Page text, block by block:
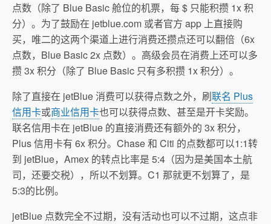
点数（除了 Blue Basic 舱位的机票，每 $ 只能积攒 1x 积
分）。为了鼓励在 jetblue.com 或者官方 app 上直接购
买，唯二的这两个渠道上进行消费还攒点还可以翻倍（6x
点数，Blue Basic 2x 点数）。高级会员在消费上还可以多
攒 3x 积分（除了 Blue Basic 只有多积攒 1x 积分）。
除了直接在 jetBlue 消费可以获得点数之外，刷联名 Plus
信用卡或商业信用卡也可以获得点数、甚至是开卡奖励。
联名信用卡在 jetBlue 的直接消费还有额外的 3x 积分，
Plus 信用卡有 6x 积分。Chase 和 Citi 的点数都可以1:1转
到 jetBlue，Amex 的转点比率是 5:4（因为是美国本土航
司，还要交税），所以不划算。C1 那就更不划算了，是
5:3的比例。
jetBlue 点数完全不过期，没有活动也可以不过期，这点非